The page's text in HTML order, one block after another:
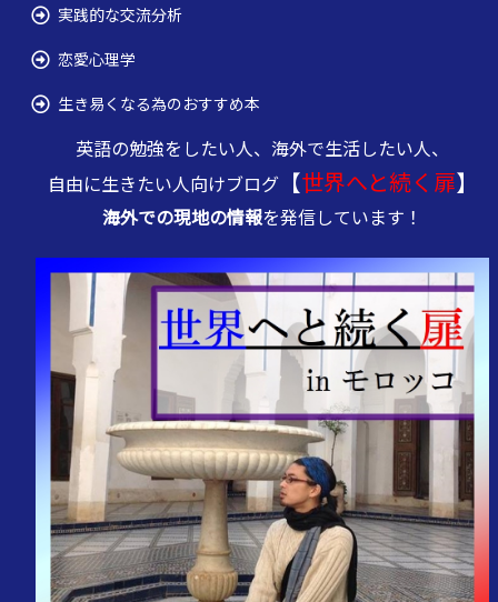
実践的な交流分析
恋愛心理学
生き易くなる為のおすすめ本
英語の勉強をしたい人、海外で生活したい人、
自由に生きたい人向けブログ【世界へと続く扉】
海外での現地の情報を発信しています！